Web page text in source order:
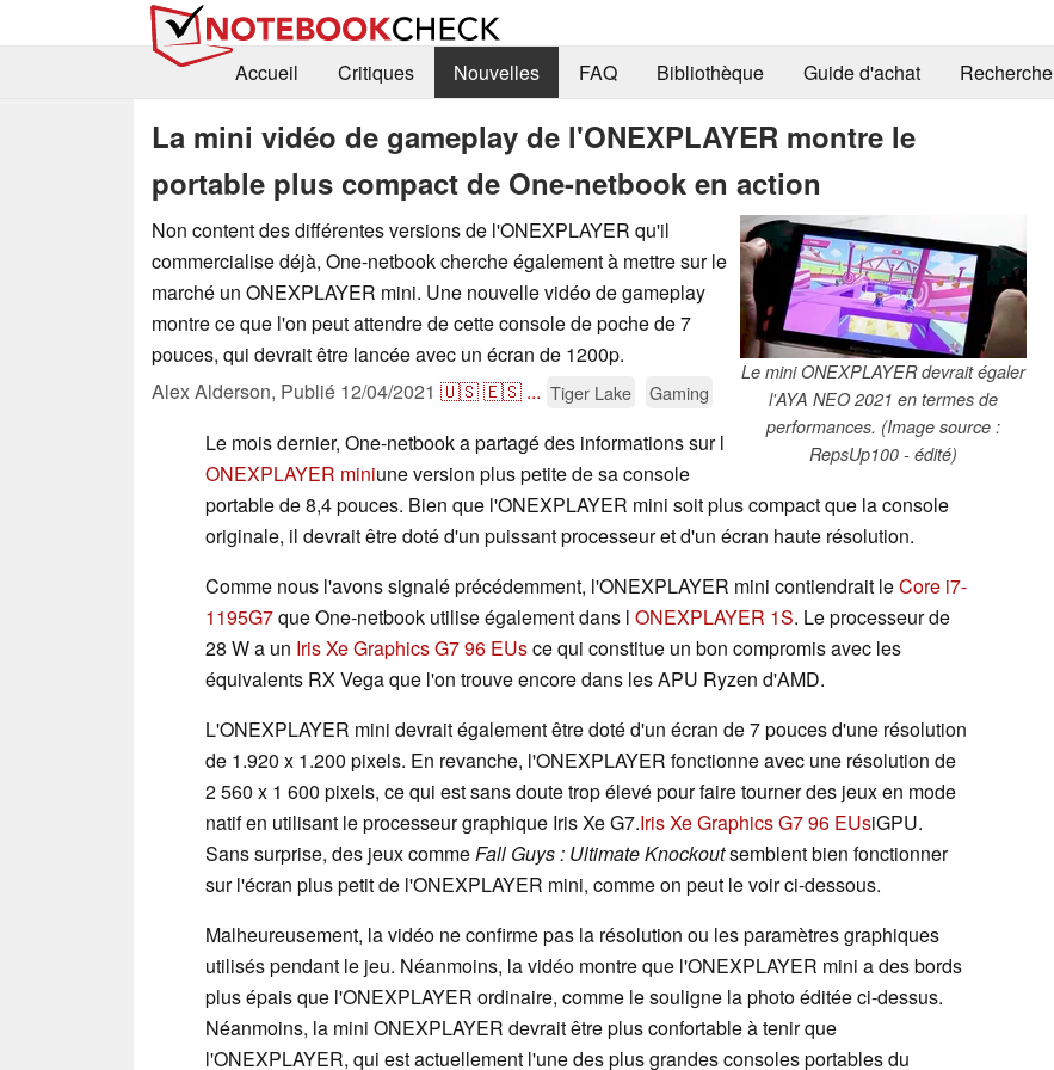
Accueil
Critiques Nouvelles FAQ Bibliothèque Guide d'achat Recherche
La mini vidéo de gameplay de l'ONEXPLAYER montre le
portable plus compact de One-netbook en action
Le mini ONEXPLAYER devrait égaler
l'AYA NEO 2021 en termes de
performances. (Image source :
RepsUp100 - édité)
Non content des différentes versions de l'ONEXPLAYER qu'il
commercialise déjà, One-netbook cherche également à mettre sur le
marché un ONEXPLAYER mini. Une nouvelle vidéo de gameplay
montre ce que l'on peut attendre de cette console de poche de 7
pouces, qui devrait être lancée avec un écran de 1200p.
Alex Alderson, Publié 12/04/2021 🇺🇸🇪🇸 ... Tiger Lake Gaming
Le mois dernier, One-netbook a partagé des informations sur l
ONEXPLAYER miniune version plus petite de sa console
portable de 8,4 pouces. Bien que l'ONEXPLAYER mini soit plus compact que la console
originale, il devrait être doté d'un puissant processeur et d'un écran haute résolution.
Comme nous l'avons signalé précédemment, l'ONEXPLAYER mini contiendrait leCore i7-
1195G7que One-netbook utilise également dans l ONEXPLAYER 1S. Le processeur de
28 W a un Iris Xe Graphics G7 96 EUsce qui constitue un bon compromis avec les
équivalents RX Vega que l'on trouve encore dans les APU Ryzen d'AMD.
L'ONEXPLAYER mini devrait également être doté d'un écran de 7 pouces d'une résolution
de 1.920 x 1.200 pixels. En revanche, l'ONEXPLAYER fonctionne avec une résolution de
2 560 x 1 600 pixels, ce qui est sans doute trop élevé pour faire tourner des jeux en mode
natif en utilisant le processeur graphique Iris Xe G7.Iris Xe Graphics G7 96 EUsiGPU.
Sans surprise, des jeux commeFall Guys : Ultimate Knockoutsemblent bien fonctionner
sur l'écran plus petit de l'ONEXPLAYER mini, comme on peut le voir ci-dessous.
Malheureusement, la vidéo ne confirme pas la résolution ou les paramètres graphiques
utilisés pendant le jeu. Néanmoins, la vidéo montre que l'ONEXPLAYER mini a des bords
plus épais que l'ONEXPLAYER ordinaire, comme le souligne la photo éditée ci-dessus.
Néanmoins, la mini ONEXPLAYER devrait être plus confortable à tenir que
l'ONEXPLAYER, qui est actuellement l'une des plus grandes consoles portables du